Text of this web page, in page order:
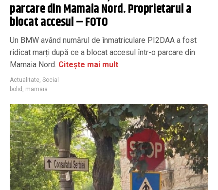
parcare din Mamaia Nord. Proprietarul a
blocat accesul – FOTO
Un BMW având numărul de înmatriculare PI2DAA a fost
ridicat marți după ce a blocat accesul într-o parcare din
Mamaia Nord. Citește mai mult
Actualitate, Social
bolid , mamaia